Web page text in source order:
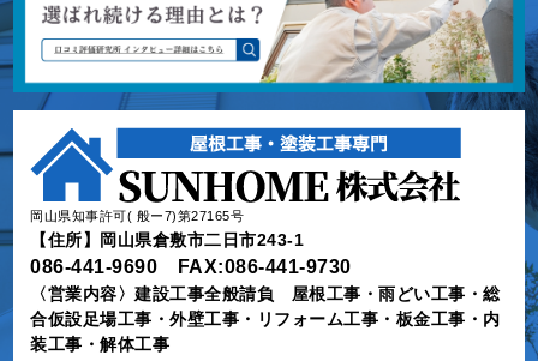
岡山県知事許可( 般ー7)第27165号
【住所】岡山県倉敷市二日市243-1
086-441-9690 FAX:086-441-9730
〈営業内容〉建設工事全般請負 屋根工事・雨どい工事・総
合仮設足場工事・外壁工事・リフォーム工事・板金工事・内
装工事・解体工事